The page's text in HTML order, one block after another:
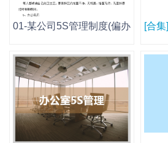
01-某公司5S管理制度(偏办公室).doc
[合集]